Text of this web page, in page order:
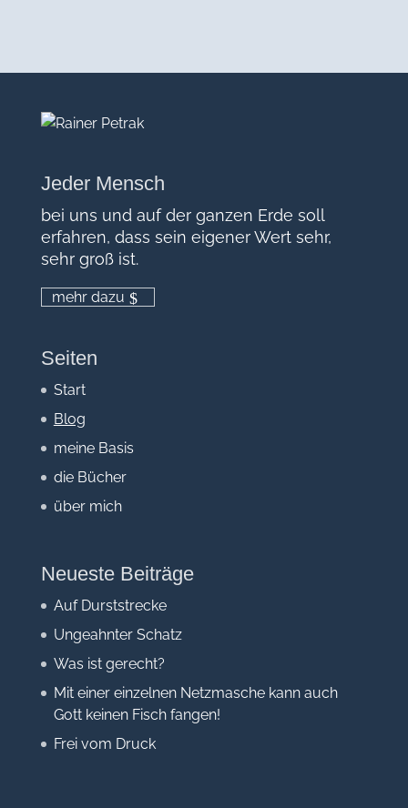
Jeder Mensch
bei uns und auf der ganzen Erde soll
erfahren, dass sein eigener Wert sehr,
sehr groß ist.
mehr dazu
Seiten
Start
Blog
meine Basis
die Bücher
über mich
Neueste Beiträge
Auf Durststrecke
Ungeahnter Schatz
Was ist gerecht?
Mit einer einzelnen Netzmasche kann auch
Gott keinen Fisch fangen!
Frei vom Druck